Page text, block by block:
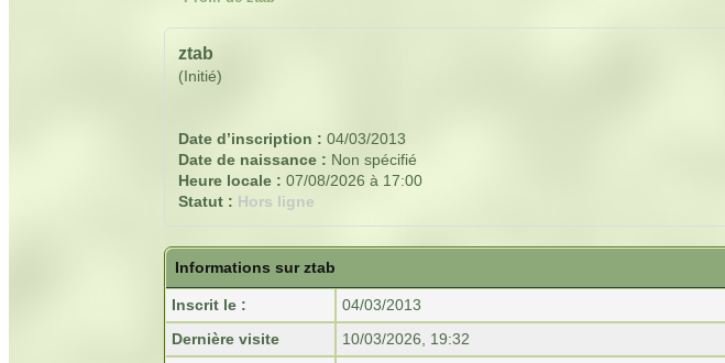
ztab
(Initié)
Date d’inscription : 04/03/2013
Date de naissance : Non spécifié
Heure locale : 07/08/2026 à 17:00
Statut : Hors ligne
Informations sur ztab
Inscrit le :
04/03/2013
Dernière visite
10/03/2026, 19:32